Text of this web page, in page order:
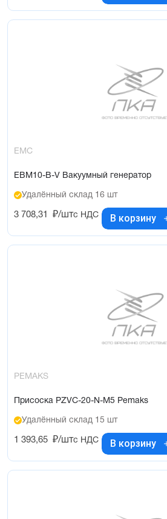
EMC
EBM10-B-V Вакуумный генератор
Удалённый склад 16 шт
3 708,31 ₽/штс НДС В корзину
PEMAKS
Присоска PZVC-20-N-M5 Pemaks
Удалённый склад 15 шт
1 393,65 ₽/штс НДС В корзину